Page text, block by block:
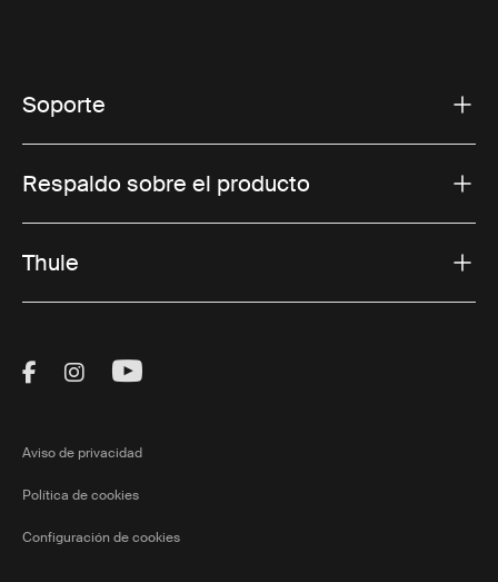
Soporte
Respaldo sobre el producto
Thule
Visit Thule on Facebook (external link)
Visit Thule on Instagram (external link)
Visit Thule on Youtube (external
Aviso de privacidad
Política de cookies
Configuración de cookies